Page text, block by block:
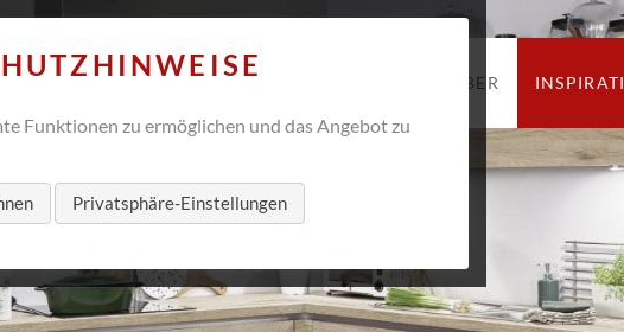
Navigation
ANGEBOTE RATGEBER
Funktionen zu ermöglichen und das Angebot zu
Privatsphäre-Einstellungen